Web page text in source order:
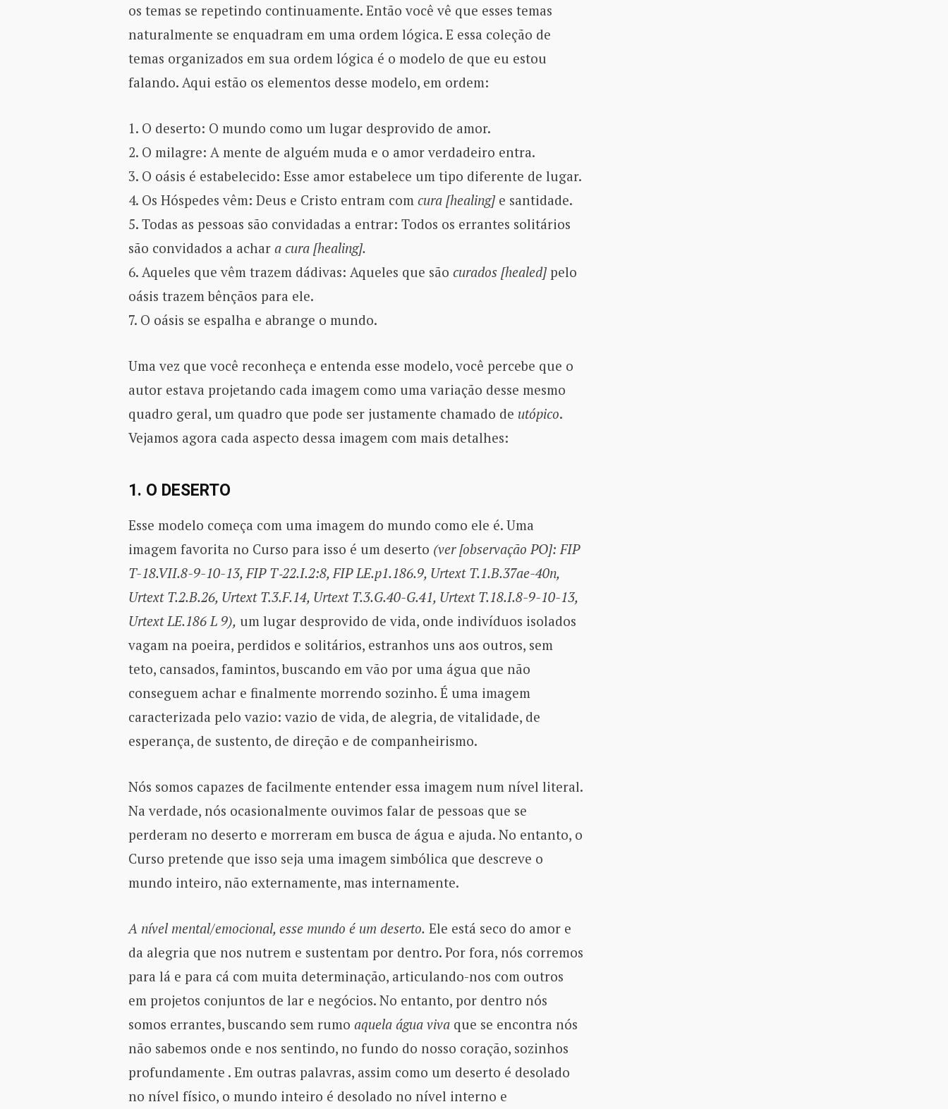
os temas se repetindo continuamente. Então você vê que esses temas
naturalmente se enquadram em uma ordem lógica. E essa coleção de
temas organizados em sua ordem lógica é o modelo de que eu estou
falando. Aqui estão os elementos desse modelo, em ordem:
1. O deserto: O mundo como um lugar desprovido de amor.
2. O milagre: A mente de alguém muda e o amor verdadeiro entra.
3. O oásis é estabelecido: Esse amor estabelece um tipo diferente de lugar.
4. Os Hóspedes vêm: Deus e Cristo entram com cura [healing]e santidade.
5. Todas as pessoas são convidadas a entrar: Todos os errantes solitários
são convidados a achar a cura [healing].
6. Aqueles que vêm trazem dádivas: Aqueles que são curados [healed]pelo
oásis trazem bênçãos para ele.
7. O oásis se espalha e abrange o mundo.
Uma vez que você reconheça e entenda esse modelo, você percebe que o
autor estava projetando cada imagem como uma variação desse mesmo
quadro geral, um quadro que pode ser justamente chamado de utópico.
Vejamos agora cada aspecto dessa imagem com mais detalhes:
1. O DESERTO
Esse modelo começa com uma imagem do mundo como ele é. Uma
imagem favorita no Curso para isso é um deserto (ver [observação PO]: FIP
T-18.VII.8-9-10-13, FIP T‑22.I.2:8, FIP LE.p1.186.9, Urtext T.1.B.37ae-40n,
Urtext T.2.B.26, Urtext T.3.F.14, Urtext T.3.G.40-G.41, Urtext T.18.I.8-9-10-13,
Urtext LE.186 L 9), um lugar desprovido de vida, onde indivíduos isolados
vagam na poeira, perdidos e solitários, estranhos uns aos outros, sem
teto, cansados, famintos, buscando em vão por uma água que não
conseguem achar e finalmente morrendo sozinho. É uma imagem
caracterizada pelo vazio: vazio de vida, de alegria, de vitalidade, de
esperança, de sustento, de direção e de companheirismo.
Nós somos capazes de facilmente entender essa imagem num nível literal.
Na verdade, nós ocasionalmente ouvimos falar de pessoas que se
perderam no deserto e morreram em busca de água e ajuda. No entanto, o
Curso pretende que isso seja uma imagem simbólica que descreve o
mundo inteiro, não externamente, mas internamente.
A nível mental/emocional, esse mundo é um deserto. Ele está seco do amor e
da alegria que nos nutrem e sustentam por dentro. Por fora, nós corremos
para lá e para cá com muita determinação, articulando-nos com outros
em projetos conjuntos de lar e negócios. No entanto, por dentro nós
somos errantes, buscando sem rumo aquela água vivaque se encontra nós
não sabemos onde e nos sentindo, no fundo do nosso coração, sozinhos
profundamente . Em outras palavras, assim como um deserto é desolado
no nível físico, o mundo inteiro é desolado no nível interno e